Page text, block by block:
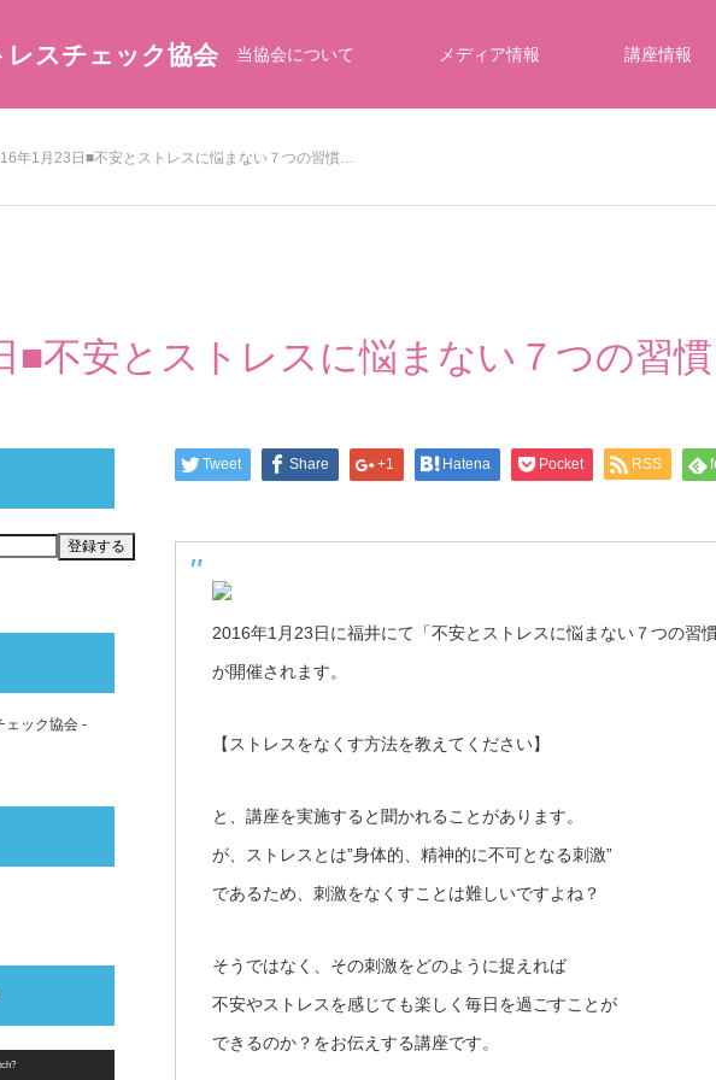
レスチェック協会 当協会について メディア情報 講座情報
年1月23日■不安とストレスに悩まない７つの習慣…
■不安とストレスに悩まない７つの習
Tweet Share +1 Hatena Pocket RSS
2016年1月23日に福井にて「不安とストレスに悩まない７つの習
が開催されます。
【ストレスをなくす方法を教えてください】
と、講座を実施すると聞かれることがあります。
が、ストレスとは”身体的、精神的に不可となる刺激”
であるため、刺激をなくすことは難しいですよね？
そうではなく、その刺激をどのように捉えれば
不安やストレスを感じても楽しく毎日を過ごすことが
できるのか？をお伝えする講座です。
ェック協会 -